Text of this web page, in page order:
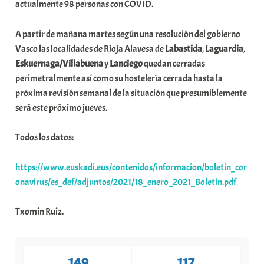
actualmente 98 personas con COVID.
A partir de mañana martes según una resolución del gobierno
Vasco las localidades de Rioja Alavesa deLabastida,Laguardia,
Eskuernaga/VillabuenayLanciegoquedan cerradas
perimetralmente así como su hostelería cerrada hasta la
próxima revisión semanal de la situación que presumiblemente
será este próximo jueves.
Todos los datos:
https://www.euskadi.eus/contenidos/informacion/boletin_cor
onavirus/es_def/adjuntos/2021/18_enero_2021_Boletin.pdf
Txomin Ruiz.